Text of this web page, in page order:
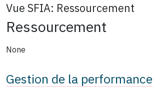
Vue SFIA: Ressourcement
Ressourcement
None
Gestion de la performance